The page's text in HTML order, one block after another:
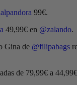
99€.
49,99€ en @zalando.
Gina de @filipabags
de 79,99€ a